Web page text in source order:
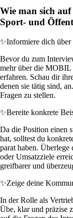
Wie man sich
Sport- und
✨Informiere dich über
Bevor du zum
mehr über die
erfahren. Schau dir
denen sie tätig sind,
Fragen zu stellen.
✨Bereite konkrete
Da die Position einen
hat, solltest du
parat haben.
oder Umsatzziele
greifbarer und
✨Zeige deine
In der Rolle als
Übe, klar und präzise